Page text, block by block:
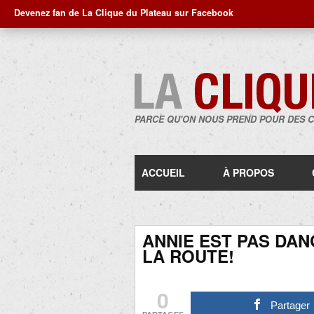
Devenez fan de La Clique du Plateau sur Facebook
PARCE QU'ON NOUS PREND POUR DES
ACCUEIL À PROPOS
ANNIE EST PAS
LA ROUTE!
0 Partager